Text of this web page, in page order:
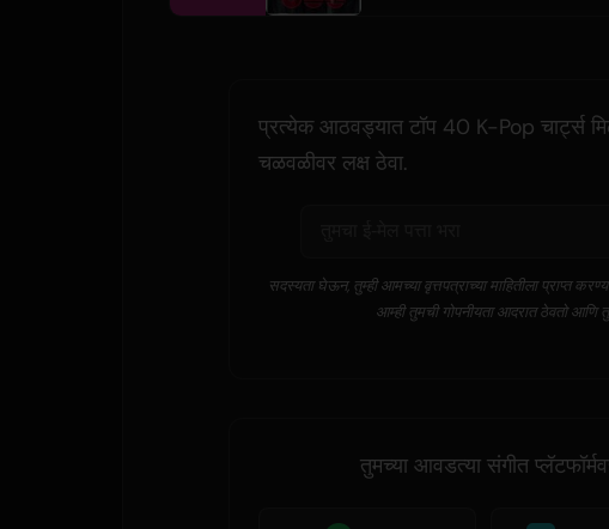
प्रत्येक आठवड्यात टॉप 40 K-Pop चार्ट्स
चळवळीवर लक्ष ठेवा.
सदस्यता घेऊन, तुम्ही आमच्या वृत्तपत्राच्या माहितीला प्राप्त
आम्ही तुमची गोपनीयता आदरात ठेवतो आणि
तुमच्या आवडत्या संगीत